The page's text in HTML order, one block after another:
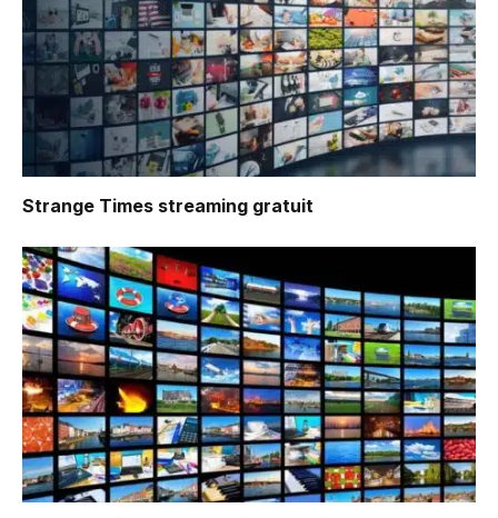
Strange Times streaming gratuit